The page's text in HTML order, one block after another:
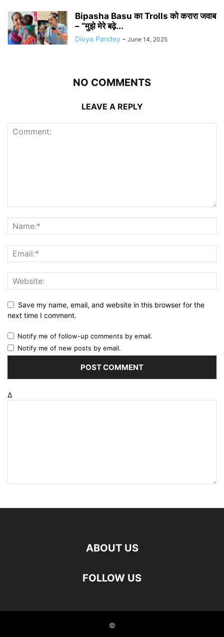
Bipasha Basu का Trolls को करारा जवाब
– “मुझे मेरे बढ़े...
Divya Pandey - June 14, 2025
NO COMMENTS
LEAVE A REPLY
Save my name, email, and website in this browser for the
next time I comment.
Notify me of follow-up comments by email.
Notify me of new posts by email.
Δ
ABOUT US
FOLLOW US
©